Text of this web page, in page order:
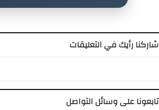
شاركنا رأيك في التعليقات
تابعونا على وسائل التواصل